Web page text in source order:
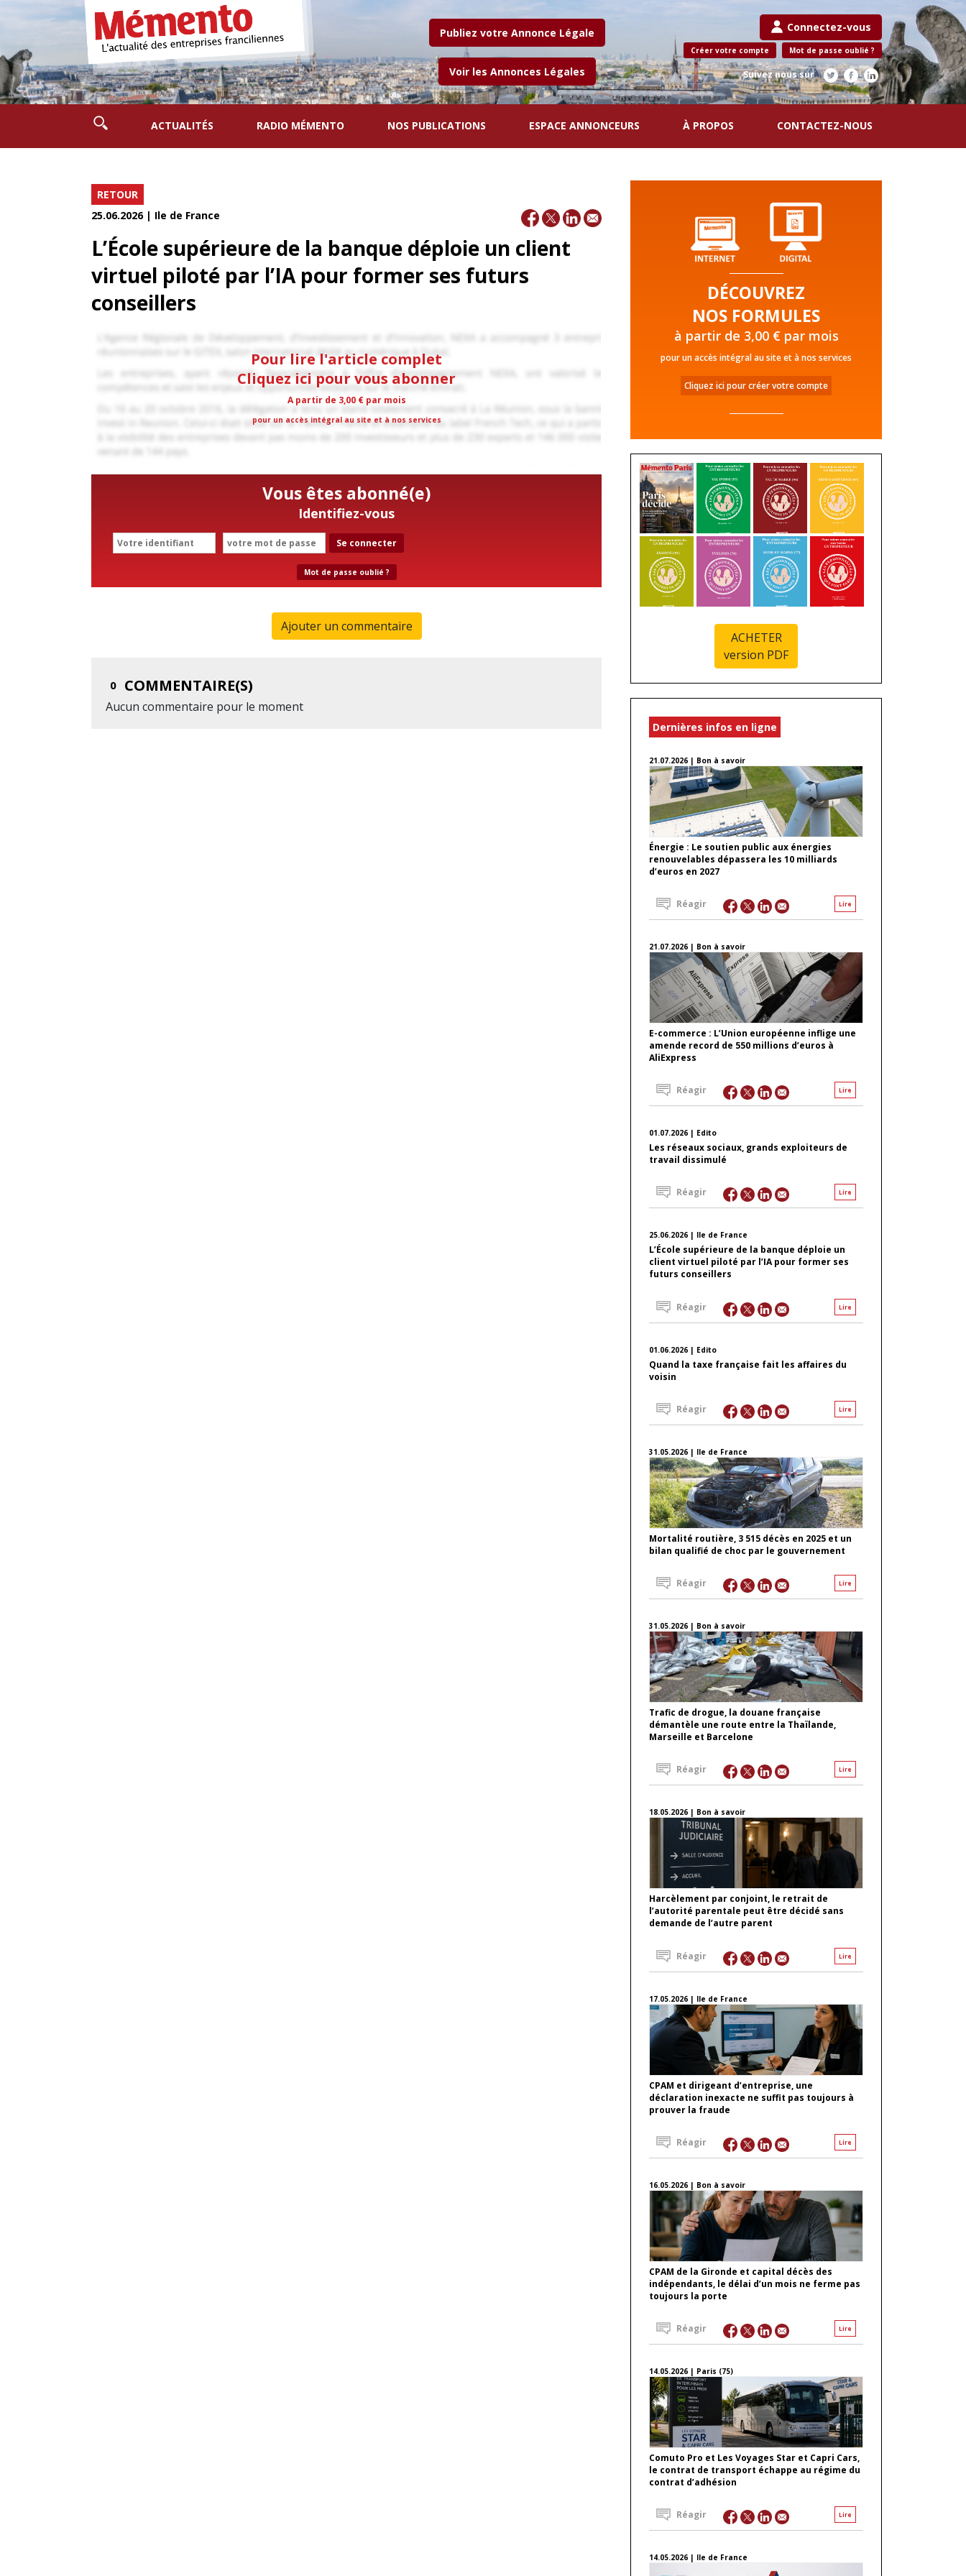
Publiez votre Annonce Légale
Voir les Annonces Légales
Connectez-vous
Créer votre compte Mot de passe oublié ?
Suivez nous sur
ACTUALITÉS RADIO MÉMENTO NOS PUBLICATIONS ESPACE ANNONCEURS À PROPOS CONTACTEZ-NOUS
RETOUR
25.06.2026 | Ile de France
L’École supérieure de la banque déploie un client
virtuel piloté par l’IA pour former ses futurs
conseillers
Pour lire l'article complet
Cliquez ici pour vous abonner
A partir de 3,00 € par mois
pour un accès intégral au site et à nos services
Vous êtes abonné(e)
Identifiez-vous
Se connecter
Mot de passe oublié ?
Ajouter un commentaire
0 COMMENTAIRE(S)
Aucun commentaire pour le moment
DÉCOUVREZ
NOS FORMULES
à partir de 3,00 € par mois
pour un accès intégral au site et à nos services
Cliquez ici pour créer votre compte
ACHETER
version PDF
Dernières infos en ligne
21.07.2026 | Bon à savoir
Énergie : Le soutien public aux énergies
renouvelables dépassera les 10 milliards
d’euros en 2027
Lire
Réagir
21.07.2026 | Bon à savoir
E-commerce : L’Union européenne inflige une
amende record de 550 millions d’euros à
AliExpress
Lire
Réagir
01.07.2026 | Edito
Les réseaux sociaux, grands exploiteurs de
travail dissimulé
Lire
Réagir
25.06.2026 | Ile de France
L’École supérieure de la banque déploie un
client virtuel piloté par l’IA pour former ses
futurs conseillers
Lire
Réagir
01.06.2026 | Edito
Quand la taxe française fait les affaires du
voisin
Lire
Réagir
31.05.2026 | Ile de France
Mortalité routière, 3 515 décès en 2025 et un
bilan qualifié de choc par le gouvernement
Lire
Réagir
31.05.2026 | Bon à savoir
Trafic de drogue, la douane française
démantèle une route entre la Thaïlande,
Marseille et Barcelone
Lire
Réagir
18.05.2026 | Bon à savoir
Harcèlement par conjoint, le retrait de
l’autorité parentale peut être décidé sans
demande de l’autre parent
Lire
Réagir
17.05.2026 | Ile de France
CPAM et dirigeant d’entreprise, une
déclaration inexacte ne suffit pas toujours à
prouver la fraude
Lire
Réagir
16.05.2026 | Bon à savoir
CPAM de la Gironde et capital décès des
indépendants, le délai d’un mois ne ferme pas
toujours la porte
Lire
Réagir
14.05.2026 | Paris (75)
Comuto Pro et Les Voyages Star et Capri Cars,
le contrat de transport échappe au régime du
contrat d’adhésion
Lire
Réagir
14.05.2026 | Ile de France